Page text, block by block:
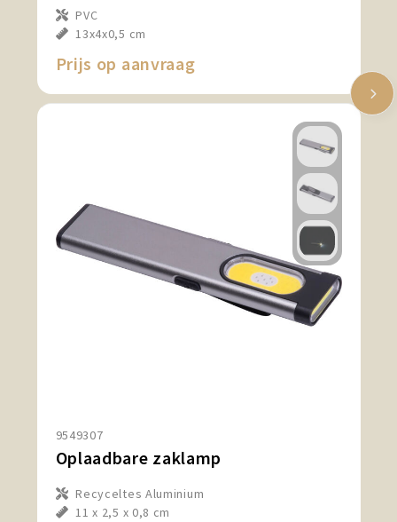
PVC
13x4x0,5 cm
Prijs op aanvraag
9549307
Oplaadbare zaklamp
Recyceltes Aluminium
11 x 2,5 x 0,8 cm